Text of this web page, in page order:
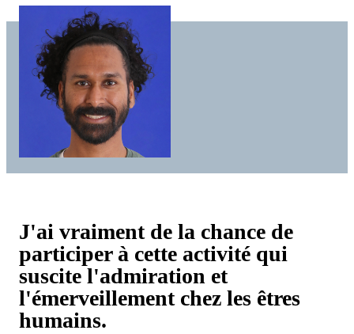
J'ai vraiment de la chance de
participer à cette activité qui
suscite l'admiration et
l'émerveillement chez les êtres
humains.